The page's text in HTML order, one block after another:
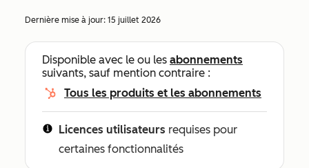
Dernière mise à jour: 15 juillet 2026
Disponible avec le ou les abonnements
suivants, sauf mention contraire :
Tous les produits et les abonnements
Licences utilisateurs requises pour
certaines fonctionnalités